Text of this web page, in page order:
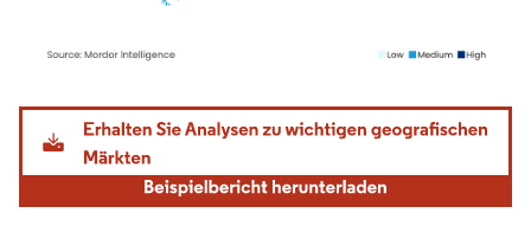
Bild © Mordor Intelligence. Wiederverwendung erfordert Namensnennung gemäß